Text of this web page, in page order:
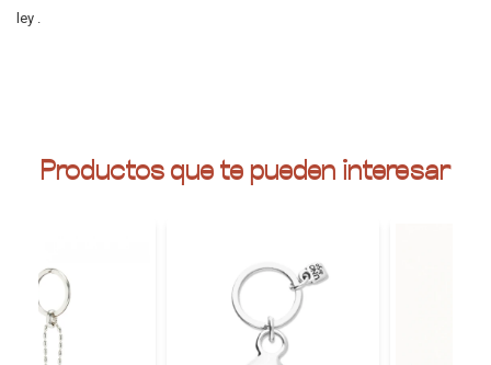
ley .
Productos que te pueden interesar